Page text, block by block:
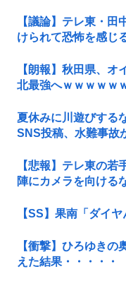
【議論】テレ東・田
けられて恐怖を感じ
【朗報】秋田県、
北最強へｗｗｗｗｗ
夏休みに川遊びする
SNS投稿、水難事故
【悲報】テレ東の
陣にカメラを向ける
【SS】果南「ダイ
【衝撃】ひろゆきの
えた結果・・・・・